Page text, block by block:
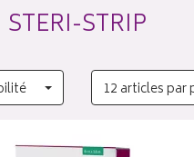
STERI-STRIP
12 articles par